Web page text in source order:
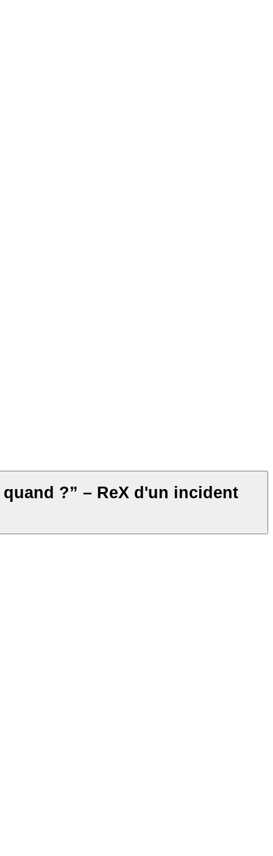
?” – ReX d'un incident